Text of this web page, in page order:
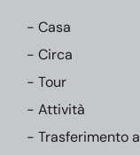
- Casa
- Circa
- Tour
- Attività
- Trasferimento